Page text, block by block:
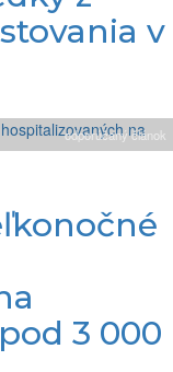
v
odporúčaný článok
3 000